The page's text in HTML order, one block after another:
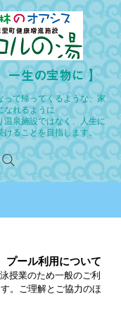
一生の宝物に 】
って帰ってくるような、家
なれるように
温泉施設ではなく、人生に
けることを目指します。
プール利用について
授業のため一般のご利
。ご理解とご協力のほ